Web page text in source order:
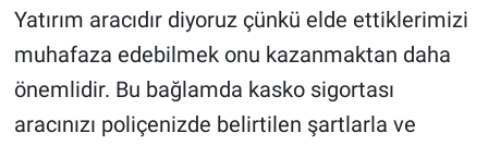
Yatırım aracıdır diyoruz çünkü elde ettiklerimizi
muhafaza edebilmek onu kazanmaktan daha
önemlidir. Bu bağlamda kasko sigortası
aracınızı poliçenizde belirtilen şartlarla ve